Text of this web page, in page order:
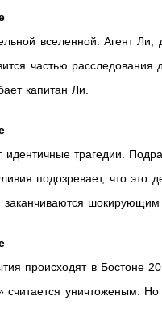
вселенной. Агент
частью
капитан Ли.
трагедии.
подозревает, что это
шокирующим
происходят в Бостоне
считается уничтоженым.